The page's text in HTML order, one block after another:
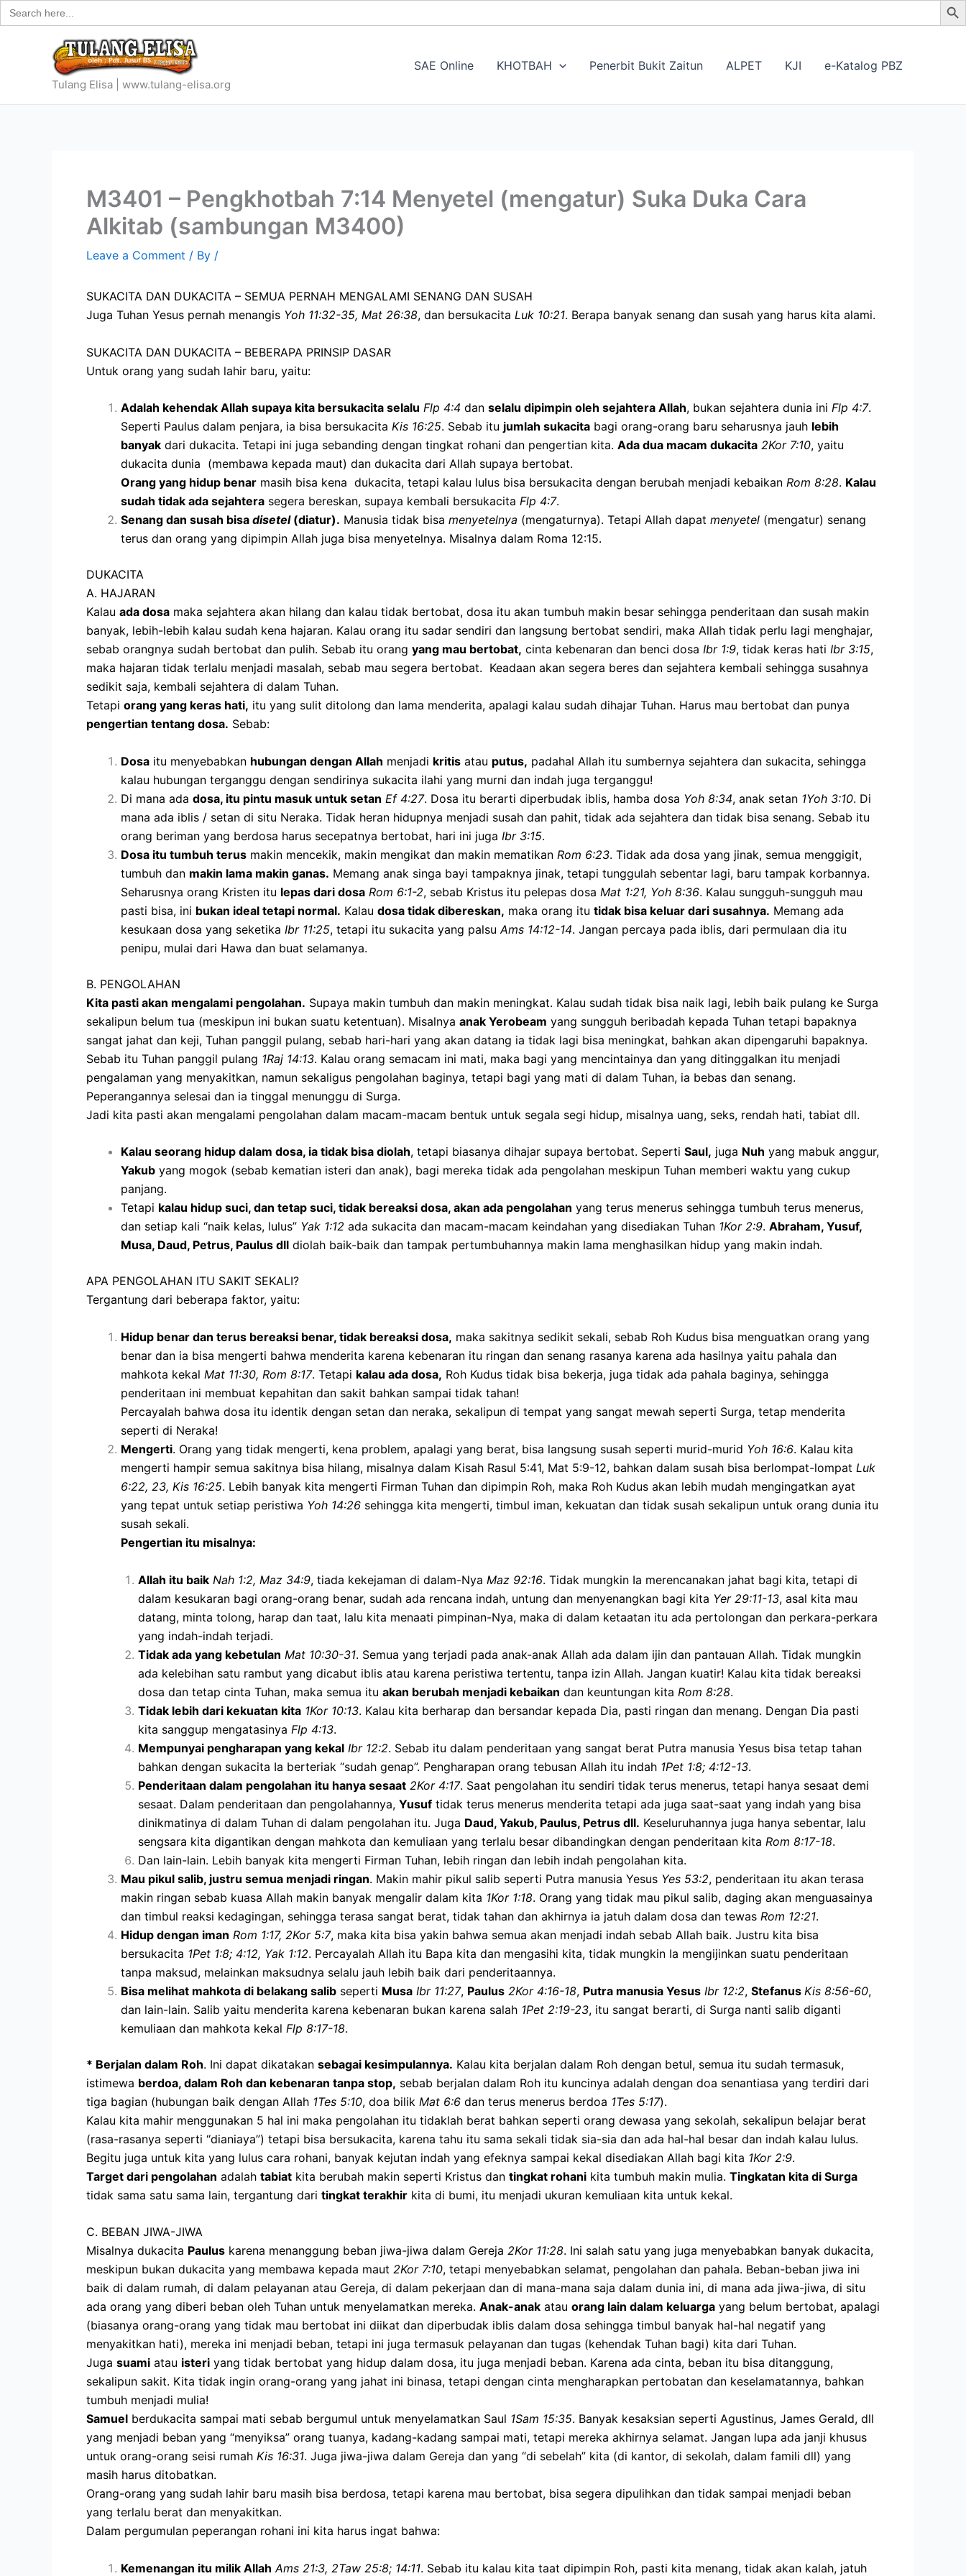
Search
for:
Skip
to
Tulang Elisa | www.tulang-elisa.org
SAE Online KHOTBAH Penerbit Bukit Zaitun ALPET KJI e-Katalog PBZ
M3401 – Pengkhotbah 7:14 Menyetel (mengatur) Suka Duka Cara
Alkitab (sambungan M3400)
Leave a Comment / By /
SUKACITA DAN DUKACITA – SEMUA PERNAH MENGALAMI SENANG DAN SUSAH
Juga Tuhan Yesus pernah menangis Yoh 11:32-35, Mat 26:38, dan bersukacita Luk 10:21. Berapa banyak senang dan susah yang harus kita alami.
SUKACITA DAN DUKACITA – BEBERAPA PRINSIP DASAR
Untuk orang yang sudah lahir baru, yaitu:
Adalah kehendak Allah supaya kita bersukacita selalu Flp 4:4 dan selalu dipimpin oleh sejahtera Allah, bukan sejahtera dunia ini Flp 4:7.
Seperti Paulus dalam penjara, ia bisa bersukacita Kis 16:25. Sebab itu jumlah sukacita bagi orang-orang baru seharusnya jauh lebih
banyak dari dukacita. Tetapi ini juga sebanding dengan tingkat rohani dan pengertian kita. Ada dua macam dukacita 2Kor 7:10, yaitu
dukacita dunia (membawa kepada maut) dan dukacita dari Allah supaya bertobat.
Orang yang hidup benar masih bisa kena dukacita, tetapi kalau lulus bisa bersukacita dengan berubah menjadi kebaikan Rom 8:28. Kalau
sudah tidak ada sejahtera segera bereskan, supaya kembali bersukacita Flp 4:7.
Senang dan susah bisa disetel(diatur). Manusia tidak bisa menyetelnya (mengaturnya). Tetapi Allah dapat menyetel (mengatur) senang
terus dan orang yang dipimpin Allah juga bisa menyetelnya. Misalnya dalam Roma 12:15.
DUKACITA
A. HAJARAN
Kalau ada dosa maka sejahtera akan hilang dan kalau tidak bertobat, dosa itu akan tumbuh makin besar sehingga penderitaan dan susah makin
banyak, lebih-lebih kalau sudah kena hajaran. Kalau orang itu sadar sendiri dan langsung bertobat sendiri, maka Allah tidak perlu lagi menghajar,
sebab orangnya sudah bertobat dan pulih. Sebab itu orang yang mau bertobat, cinta kebenaran dan benci dosa Ibr 1:9, tidak keras hati Ibr 3:15,
maka hajaran tidak terlalu menjadi masalah, sebab mau segera bertobat. Keadaan akan segera beres dan sejahtera kembali sehingga susahnya
sedikit saja, kembali sejahtera di dalam Tuhan.
Tetapi orang yang keras hati, itu yang sulit ditolong dan lama menderita, apalagi kalau sudah dihajar Tuhan. Harus mau bertobat dan punya
pengertian tentang dosa. Sebab:
Dosa itu menyebabkan hubungan dengan Allah menjadi kritis atau putus, padahal Allah itu sumbernya sejahtera dan sukacita, sehingga
kalau hubungan terganggu dengan sendirinya sukacita ilahi yang murni dan indah juga terganggu!
Di mana ada dosa, itu pintu masuk untuk setan Ef 4:27. Dosa itu berarti diperbudak iblis, hamba dosa Yoh 8:34, anak setan 1Yoh 3:10. Di
mana ada iblis / setan di situ Neraka. Tidak heran hidupnya menjadi susah dan pahit, tidak ada sejahtera dan tidak bisa senang. Sebab itu
orang beriman yang berdosa harus secepatnya bertobat, hari ini juga Ibr 3:15.
Dosa itu tumbuh terus makin mencekik, makin mengikat dan makin mematikan Rom 6:23. Tidak ada dosa yang jinak, semua menggigit,
tumbuh dan makin lama makin ganas. Memang anak singa bayi tampaknya jinak, tetapi tunggulah sebentar lagi, baru tampak korbannya.
Seharusnya orang Kristen itu lepas dari dosa Rom 6:1-2, sebab Kristus itu pelepas dosa Mat 1:21, Yoh 8:36. Kalau sungguh-sungguh mau
pasti bisa, ini bukan ideal tetapi normal. Kalau dosa tidak dibereskan, maka orang itu tidak bisa keluar dari susahnya. Memang ada
kesukaan dosa yang seketika Ibr 11:25, tetapi itu sukacita yang palsu Ams 14:12-14. Jangan percaya pada iblis, dari permulaan dia itu
penipu, mulai dari Hawa dan buat selamanya.
B. PENGOLAHAN
Kita pasti akan mengalami pengolahan. Supaya makin tumbuh dan makin meningkat. Kalau sudah tidak bisa naik lagi, lebih baik pulang ke Surga
sekalipun belum tua (meskipun ini bukan suatu ketentuan). Misalnya anak Yerobeam yang sungguh beribadah kepada Tuhan tetapi bapaknya
sangat jahat dan keji, Tuhan panggil pulang, sebab hari-hari yang akan datang ia tidak lagi bisa meningkat, bahkan akan dipengaruhi bapaknya.
Sebab itu Tuhan panggil pulang 1Raj 14:13. Kalau orang semacam ini mati, maka bagi yang mencintainya dan yang ditinggalkan itu menjadi
pengalaman yang menyakitkan, namun sekaligus pengolahan baginya, tetapi bagi yang mati di dalam Tuhan, ia bebas dan senang.
Peperangannya selesai dan ia tinggal menunggu di Surga.
Jadi kita pasti akan mengalami pengolahan dalam macam-macam bentuk untuk segala segi hidup, misalnya uang, seks, rendah hati, tabiat dll.
Kalau seorang hidup dalam dosa, ia tidak bisa diolah, tetapi biasanya dihajar supaya bertobat. Seperti Saul, juga Nuh yang mabuk anggur,
Yakub yang mogok (sebab kematian isteri dan anak), bagi mereka tidak ada pengolahan meskipun Tuhan memberi waktu yang cukup
panjang.
Tetapi kalau hidup suci, dan tetap suci, tidak bereaksi dosa, akan ada pengolahan yang terus menerus sehingga tumbuh terus menerus,
dan setiap kali “naik kelas, lulus” Yak 1:12 ada sukacita dan macam-macam keindahan yang disediakan Tuhan 1Kor 2:9. Abraham, Yusuf,
Musa, Daud, Petrus, Paulus dll diolah baik-baik dan tampak pertumbuhannya makin lama menghasilkan hidup yang makin indah.
APA PENGOLAHAN ITU SAKIT SEKALI?
Tergantung dari beberapa faktor, yaitu:
Hidup benar dan terus bereaksi benar, tidak bereaksi dosa, maka sakitnya sedikit sekali, sebab Roh Kudus bisa menguatkan orang yang
benar dan ia bisa mengerti bahwa menderita karena kebenaran itu ringan dan senang rasanya karena ada hasilnya yaitu pahala dan
mahkota kekal Mat 11:30, Rom 8:17. Tetapi kalau ada dosa, Roh Kudus tidak bisa bekerja, juga tidak ada pahala baginya, sehingga
penderitaan ini membuat kepahitan dan sakit bahkan sampai tidak tahan!
Percayalah bahwa dosa itu identik dengan setan dan neraka, sekalipun di tempat yang sangat mewah seperti Surga, tetap menderita
seperti di Neraka!
Mengerti. Orang yang tidak mengerti, kena problem, apalagi yang berat, bisa langsung susah seperti murid-murid Yoh 16:6. Kalau kita
mengerti hampir semua sakitnya bisa hilang, misalnya dalam Kisah Rasul 5:41, Mat 5:9-12, bahkan dalam susah bisa berlompat-lompat Luk
6:22, 23, Kis 16:25. Lebih banyak kita mengerti Firman Tuhan dan dipimpin Roh, maka Roh Kudus akan lebih mudah mengingatkan ayat
yang tepat untuk setiap peristiwa Yoh 14:26 sehingga kita mengerti, timbul iman, kekuatan dan tidak susah sekalipun untuk orang dunia itu
susah sekali.
Pengertian itu misalnya:
Allah itu baik Nah 1:2, Maz 34:9, tiada kekejaman di dalam-Nya Maz 92:16. Tidak mungkin Ia merencanakan jahat bagi kita, tetapi di
dalam kesukaran bagi orang-orang benar, sudah ada rencana indah, untung dan menyenangkan bagi kita Yer 29:11-13, asal kita mau
datang, minta tolong, harap dan taat, lalu kita menaati pimpinan-Nya, maka di dalam ketaatan itu ada pertolongan dan perkara-perkara
yang indah-indah terjadi.
Tidak ada yang kebetulan Mat 10:30-31. Semua yang terjadi pada anak-anak Allah ada dalam ijin dan pantauan Allah. Tidak mungkin
ada kelebihan satu rambut yang dicabut iblis atau karena peristiwa tertentu, tanpa izin Allah. Jangan kuatir! Kalau kita tidak bereaksi
dosa dan tetap cinta Tuhan, maka semua itu akan berubah menjadi kebaikan dan keuntungan kita Rom 8:28.
Tidak lebih dari kekuatan kita 1Kor 10:13. Kalau kita berharap dan bersandar kepada Dia, pasti ringan dan menang. Dengan Dia pasti
kita sanggup mengatasinya Flp 4:13.
Mempunyai pengharapan yang kekal Ibr 12:2. Sebab itu dalam penderitaan yang sangat berat Putra manusia Yesus bisa tetap tahan
bahkan dengan sukacita Ia berteriak “sudah genap”. Pengharapan orang tebusan Allah itu indah 1Pet 1:8; 4:12-13.
Penderitaan dalam pengolahan itu hanya sesaat 2Kor 4:17. Saat pengolahan itu sendiri tidak terus menerus, tetapi hanya sesaat demi
sesaat. Dalam penderitaan dan pengolahannya, Yusuf tidak terus menerus menderita tetapi ada juga saat-saat yang indah yang bisa
dinikmatinya di dalam Tuhan di dalam pengolahan itu. Juga Daud, Yakub, Paulus, Petrus dll. Keseluruhannya juga hanya sebentar, lalu
sengsara kita digantikan dengan mahkota dan kemuliaan yang terlalu besar dibandingkan dengan penderitaan kita Rom 8:17-18.
Dan lain-lain. Lebih banyak kita mengerti Firman Tuhan, lebih ringan dan lebih indah pengolahan kita.
Mau pikul salib, justru semua menjadi ringan. Makin mahir pikul salib seperti Putra manusia Yesus Yes 53:2, penderitaan itu akan terasa
makin ringan sebab kuasa Allah makin banyak mengalir dalam kita 1Kor 1:18. Orang yang tidak mau pikul salib, daging akan menguasainya
dan timbul reaksi kedagingan, sehingga terasa sangat berat, tidak tahan dan akhirnya ia jatuh dalam dosa dan tewas Rom 12:21.
Hidup dengan iman Rom 1:17, 2Kor 5:7, maka kita bisa yakin bahwa semua akan menjadi indah sebab Allah baik. Justru kita bisa
bersukacita 1Pet 1:8; 4:12, Yak 1:12. Percayalah Allah itu Bapa kita dan mengasihi kita, tidak mungkin Ia mengijinkan suatu penderitaan
tanpa maksud, melainkan maksudnya selalu jauh lebih baik dari penderitaannya.
Bisa melihat mahkota di belakang salib seperti Musa Ibr 11:27, Paulus 2Kor 4:16-18, Putra manusia Yesus Ibr 12:2, Stefanus Kis 8:56-60,
dan lain-lain. Salib yaitu menderita karena kebenaran bukan karena salah 1Pet 2:19-23, itu sangat berarti, di Surga nanti salib diganti
kemuliaan dan mahkota kekal Flp 8:17-18.
* Berjalan dalam Roh. Ini dapat dikatakan sebagai kesimpulannya. Kalau kita berjalan dalam Roh dengan betul, semua itu sudah termasuk,
istimewa berdoa, dalam Roh dan kebenaran tanpa stop, sebab berjalan dalam Roh itu kuncinya adalah dengan doa senantiasa yang terdiri dari
tiga bagian (hubungan baik dengan Allah 1Tes 5:10, doa bilik Mat 6:6 dan terus menerus berdoa 1Tes 5:17).
Kalau kita mahir menggunakan 5 hal ini maka pengolahan itu tidaklah berat bahkan seperti orang dewasa yang sekolah, sekalipun belajar berat
(rasa-rasanya seperti “dianiaya”) tetapi bisa bersukacita, karena tahu itu sama sekali tidak sia-sia dan ada hal-hal besar dan indah kalau lulus.
Begitu juga untuk kita yang lulus cara rohani, banyak kejutan indah yang efeknya sampai kekal disediakan Allah bagi kita 1Kor 2:9.
Target dari pengolahan adalah tabiat kita berubah makin seperti Kristus dan tingkat rohani kita tumbuh makin mulia. Tingkatan kita di Surga
tidak sama satu sama lain, tergantung dari tingkat terakhir kita di bumi, itu menjadi ukuran kemuliaan kita untuk kekal.
C. BEBAN JIWA-JIWA
Misalnya dukacita Paulus karena menanggung beban jiwa-jiwa dalam Gereja 2Kor 11:28. Ini salah satu yang juga menyebabkan banyak dukacita,
meskipun bukan dukacita yang membawa kepada maut 2Kor 7:10, tetapi menyebabkan selamat, pengolahan dan pahala. Beban-beban jiwa ini
baik di dalam rumah, di dalam pelayanan atau Gereja, di dalam pekerjaan dan di mana-mana saja dalam dunia ini, di mana ada jiwa-jiwa, di situ
ada orang yang diberi beban oleh Tuhan untuk menyelamatkan mereka. Anak-anak atau orang lain dalam keluarga yang belum bertobat, apalagi
(biasanya orang-orang yang tidak mau bertobat ini diikat dan diperbudak iblis dalam dosa sehingga timbul banyak hal-hal negatif yang
menyakitkan hati), mereka ini menjadi beban, tetapi ini juga termasuk pelayanan dan tugas (kehendak Tuhan bagi) kita dari Tuhan.
Juga suami atau isteri yang tidak bertobat yang hidup dalam dosa, itu juga menjadi beban. Karena ada cinta, beban itu bisa ditanggung,
sekalipun sakit. Kita tidak ingin orang-orang yang jahat ini binasa, tetapi dengan cinta mengharapkan pertobatan dan keselamatannya, bahkan
tumbuh menjadi mulia!
Samuel berdukacita sampai mati sebab bergumul untuk menyelamatkan Saul 1Sam 15:35. Banyak kesaksian seperti Agustinus, James Gerald, dll
yang menjadi beban yang “menyiksa” orang tuanya, kadang-kadang sampai mati, tetapi mereka akhirnya selamat. Jangan lupa ada janji khusus
untuk orang-orang seisi rumah Kis 16:31. Juga jiwa-jiwa dalam Gereja dan yang “di sebelah” kita (di kantor, di sekolah, dalam famili dll) yang
masih harus ditobatkan.
Orang-orang yang sudah lahir baru masih bisa berdosa, tetapi karena mau bertobat, bisa segera dipulihkan dan tidak sampai menjadi beban
yang terlalu berat dan menyakitkan.
Dalam pergumulan peperangan rohani ini kita harus ingat bahwa:
Kemenangan itu milik Allah Ams 21:3, 2Taw 25:8; 14:11. Sebab itu kalau kita taat dipimpin Roh, pasti kita menang, tidak akan kalah, jatuh